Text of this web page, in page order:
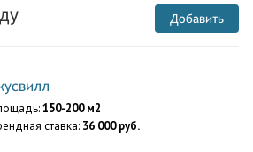
Добавить
150-200 м2
ставка: 36 000 руб.